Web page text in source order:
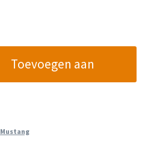
Toevoegen aan
Mustang